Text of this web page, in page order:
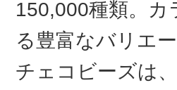
150,000種類。
る豊富なバリエ
チェコビーズは